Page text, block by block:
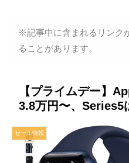
※記事中に含まれるリンク
ることがあります。
【プライムデー】
3.8万円〜、Series5
セール情報